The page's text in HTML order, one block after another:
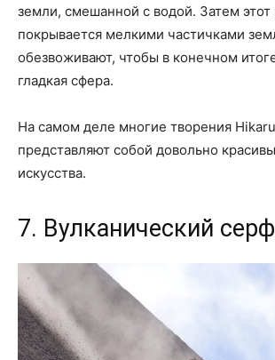
земли, смешанной с водой. Затем
покрывается мелкими частичками
обезвоживают, чтобы в конечном
гладкая сфера.
На самом деле многие творения
представляют собой довольно
искусства.
7. Вулканический